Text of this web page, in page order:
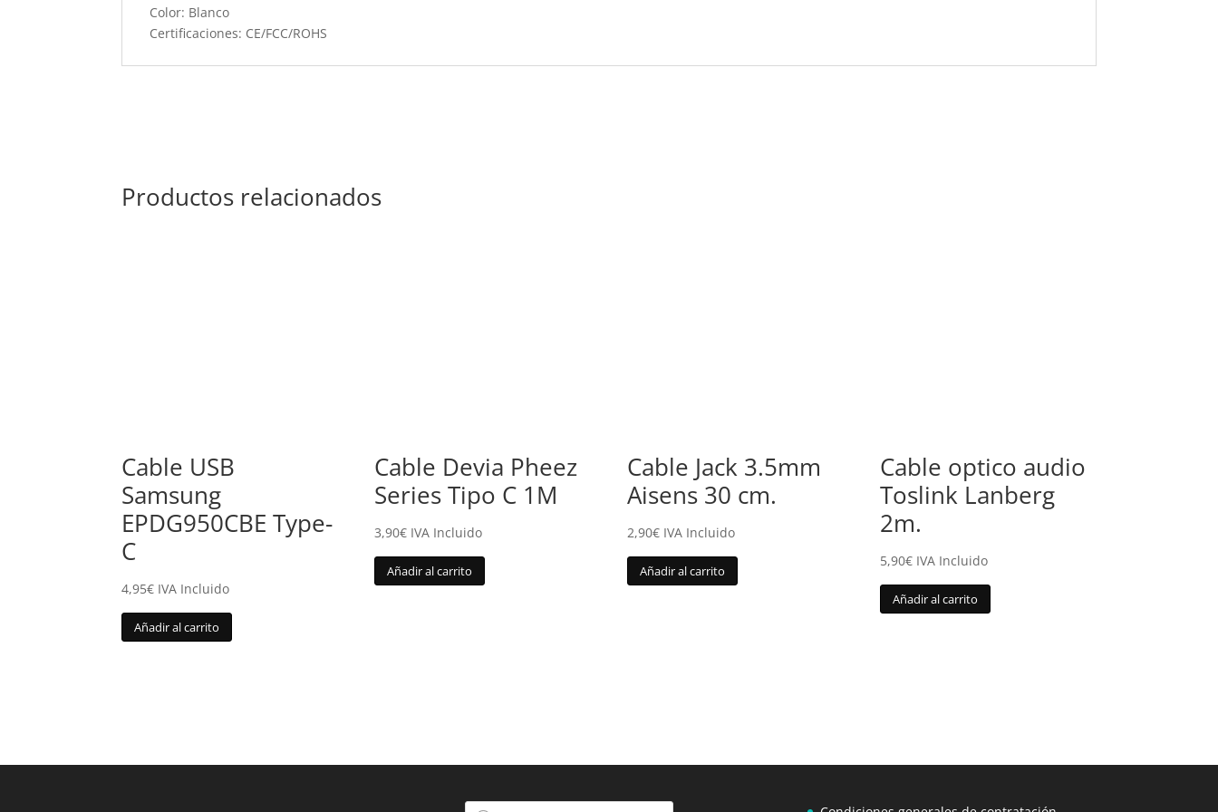
Color: Blanco
Certificaciones: CE/FCC/ROHS
Productos relacionados
Cable USB
Samsung
EPDG950CBE Type-
C
4,95€ IVA Incluido
Añadir al carrito
Cable Devia Pheez
Series Tipo C 1M
3,90€ IVA Incluido
Añadir al carrito
Cable Jack 3.5mm
Aisens 30 cm.
2,90€ IVA Incluido
Añadir al carrito
Cable optico audio
Toslink Lanberg
2m.
5,90€ IVA Incluido
Añadir al carrito